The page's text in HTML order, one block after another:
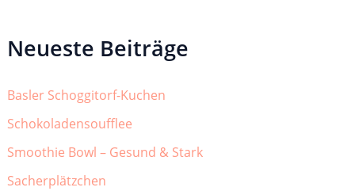
Neueste Beiträge
Basler Schoggitorf-Kuchen
Schokoladensoufflee
Smoothie Bowl – Gesund & Stark
Sacherplätzchen